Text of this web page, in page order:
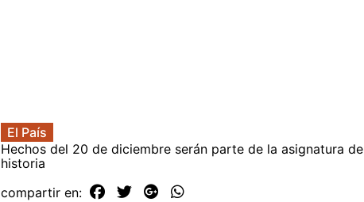
El País
Hechos del 20 de diciembre serán parte de la asignatura de
historia
compartir en: